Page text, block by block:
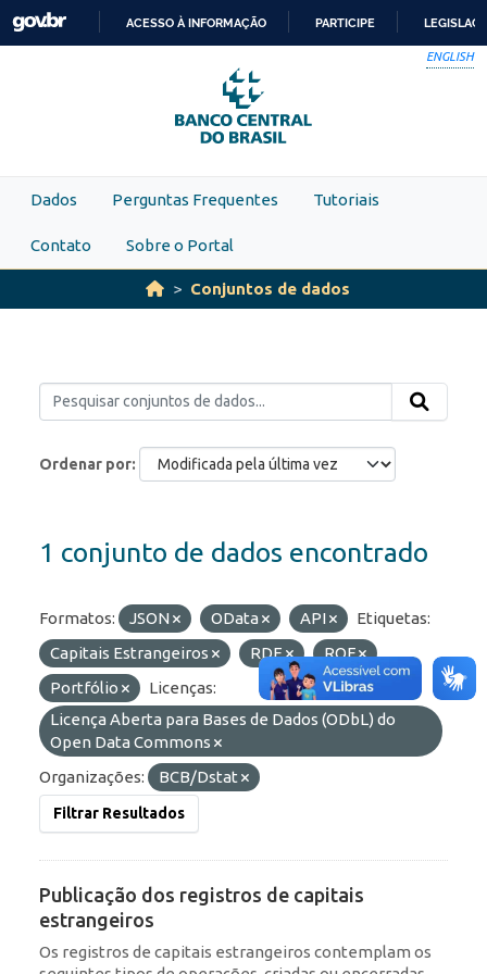
Skip to main content
PARA
O
CONTEÚDO
ACESSO À INFORMAÇÃO PARTICIPE
ENGLISH
Dados Perguntas Frequentes Tutoriais
Contato Sobre o Portal
Conjuntos de dados
Ordenar por
1 conjunto de dados encontrado
Formatos: JSON OData API
Etiquetas:
Capitais Estrangeiros
RDE
ROF
Portfólio
Licenças:
Licença Aberta para Bases de Dados (ODbL) do
Open Data Commons
Organizações:
BCB/Dstat
Filtrar Resultados
Publicação dos registros de capitais
estrangeiros
Os registros de capitais estrangeiros contemplam os